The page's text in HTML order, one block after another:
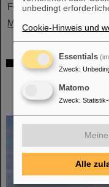
Mehr »
Förderung und
Knowhow
Conversion
Fusion
unbedingt
Cookie-Hinweis und
Essentials
Zweck:
Matomo
Zweck:
Alle